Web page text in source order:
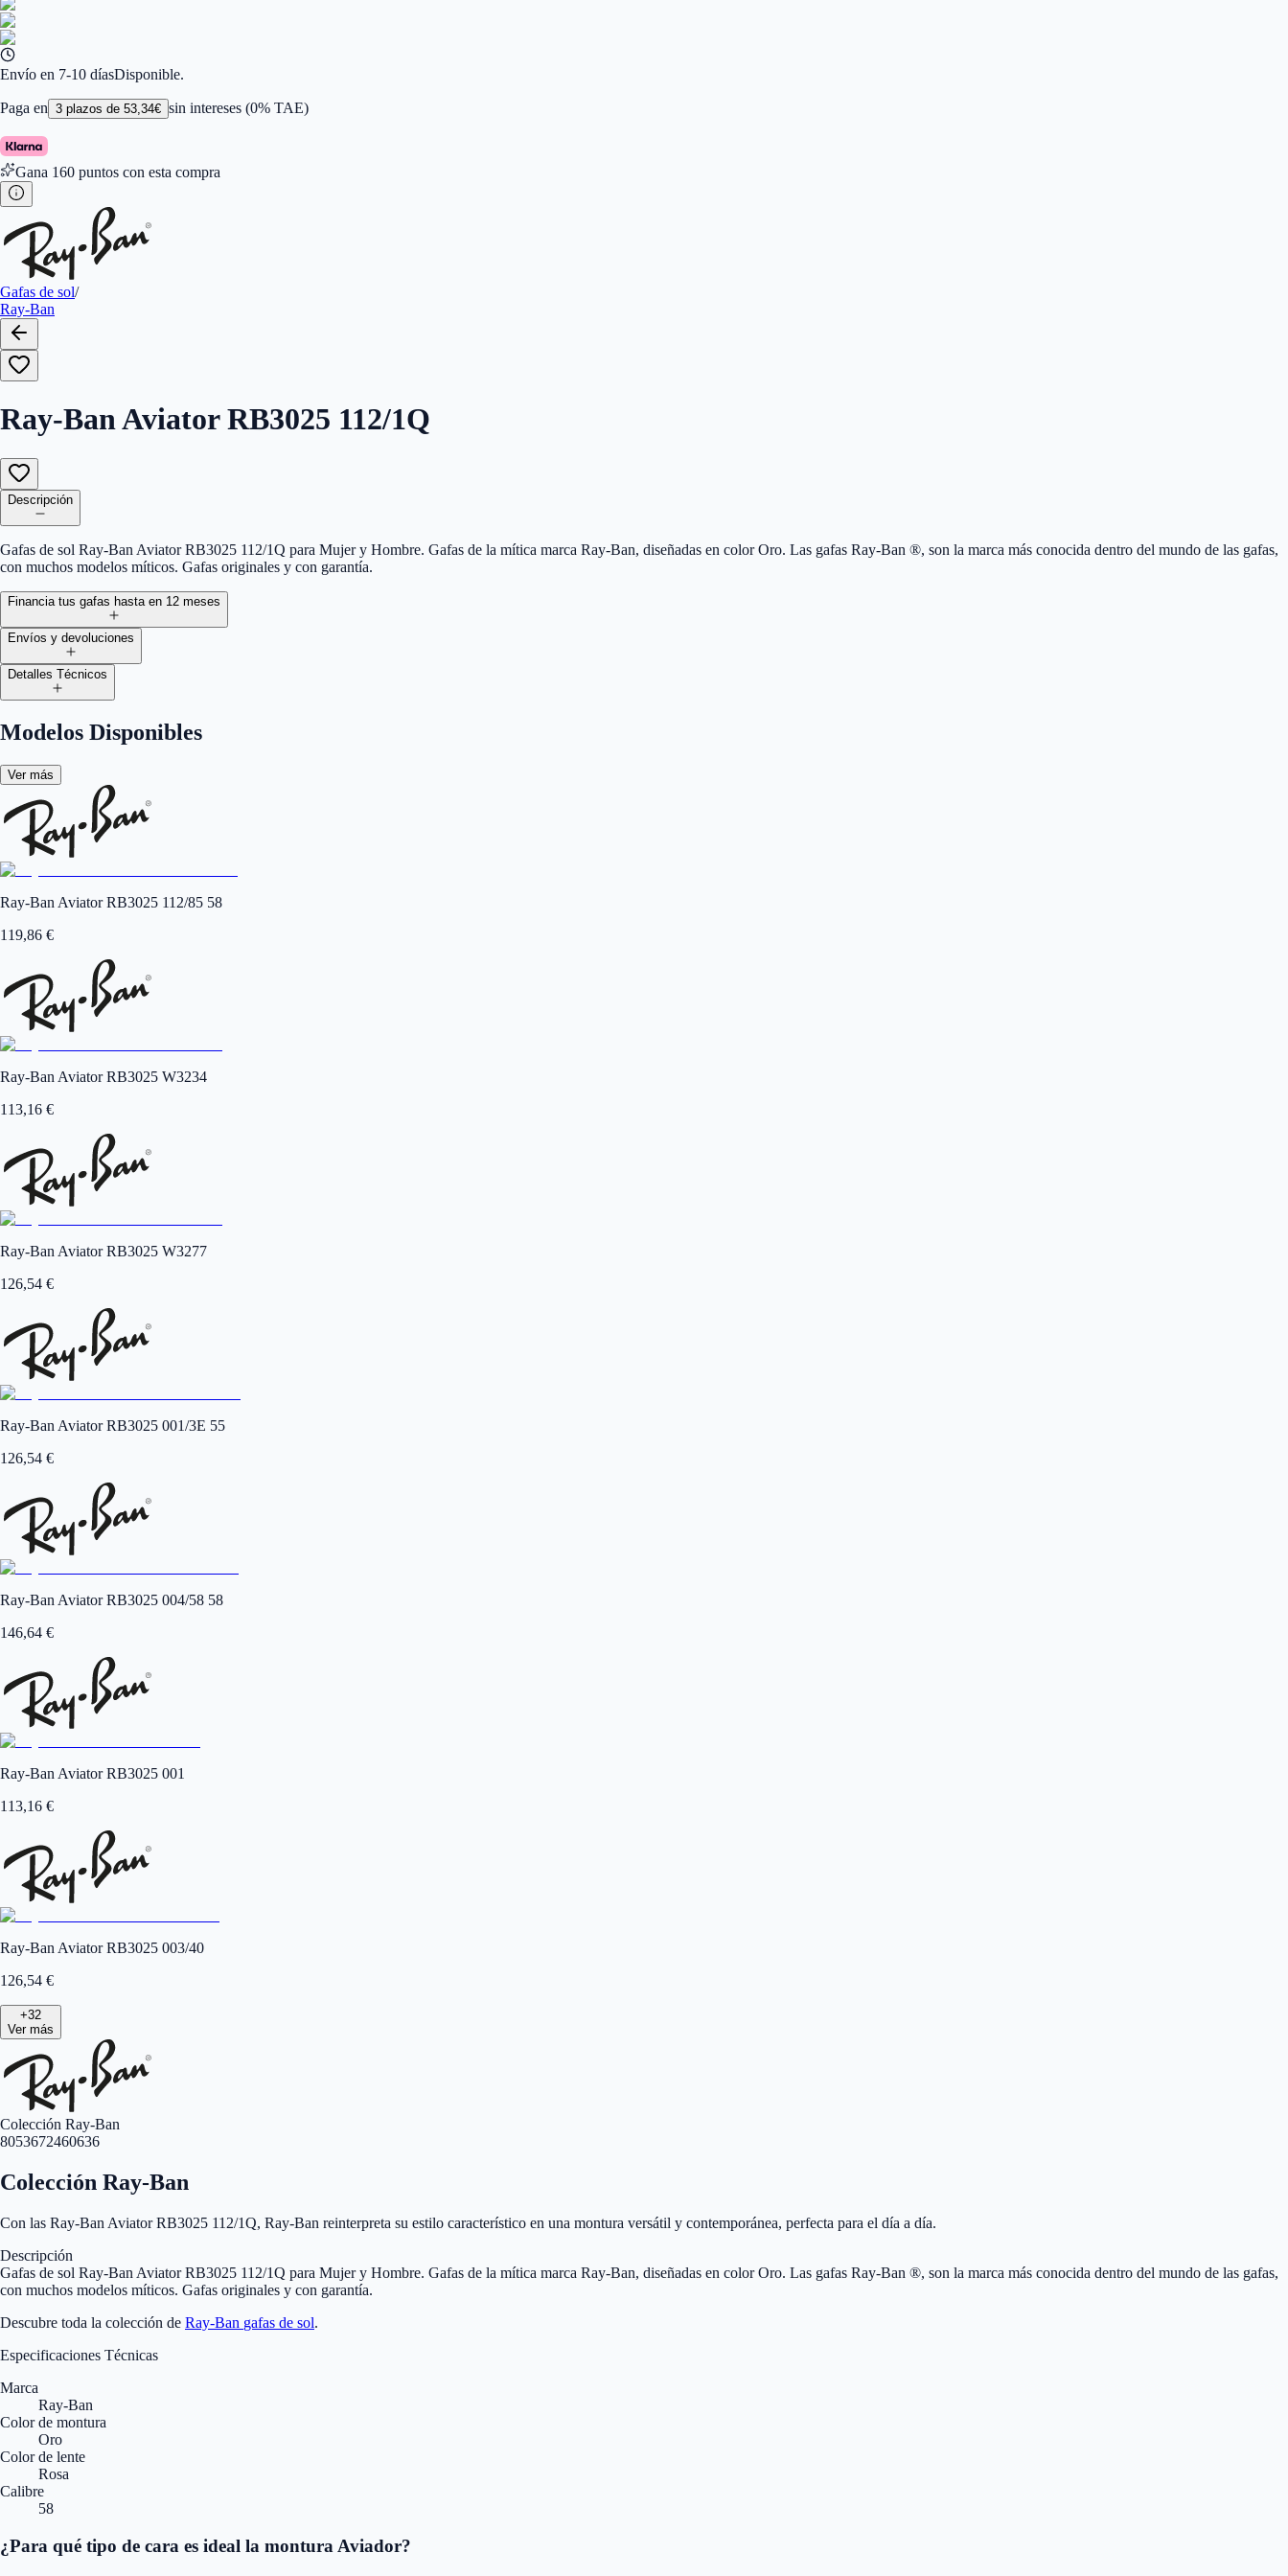
Forma:Aviador
Largo de la Varilla (mm) :135
Marca:Ray-Ban
Tipo de Cristales
Envío en 7-10 díasDisponible.
Paga en 3 plazos de 53,34€ sin intereses (0% TAE)
Gana 160 puntos con esta compra
Gafas de sol/
Ray-Ban
Ray-Ban Aviator RB3025 112/1Q
Descripción
Gafas de sol Ray-Ban Aviator RB3025 112/1Q para Mujer y Hombre. Gafas de la mítica marca Ray-Ban, diseñadas en color Oro. Las gafas Ray-Ban ®, son la marca más conocida dentro del mundo de las gafas,
con muchos modelos míticos. Gafas originales y con garantía.
Financia tus gafas hasta en 12 meses
Envíos y devoluciones
Detalles Técnicos
Modelos Disponibles
Ver más
Ray-Ban Aviator RB3025 112/85 58
119,86 €
Ray-Ban Aviator RB3025 W3234
113,16 €
Ray-Ban Aviator RB3025 W3277
126,54 €
Ray-Ban Aviator RB3025 001/3E 55
126,54 €
Ray-Ban Aviator RB3025 004/58 58
146,64 €
Ray-Ban Aviator RB3025 001
113,16 €
Ray-Ban Aviator RB3025 003/40
126,54 €
+32
Ver más
Colección Ray-Ban
8053672460636
Colección Ray-Ban
Con las Ray-Ban Aviator RB3025 112/1Q, Ray-Ban reinterpreta su estilo característico en una montura versátil y contemporánea, perfecta para el día a día.
Descripción
Gafas de sol Ray-Ban Aviator RB3025 112/1Q para Mujer y Hombre. Gafas de la mítica marca Ray-Ban, diseñadas en color Oro. Las gafas Ray-Ban ®, son la marca más conocida dentro del mundo de las gafas,
con muchos modelos míticos. Gafas originales y con garantía.
Descubre toda la colección de Ray-Ban gafas de sol.
Especificaciones Técnicas
Marca
Ray-Ban
Color de montura
Oro
Color de lente
Rosa
Calibre
58
¿Para qué tipo de cara es ideal la montura Aviador?